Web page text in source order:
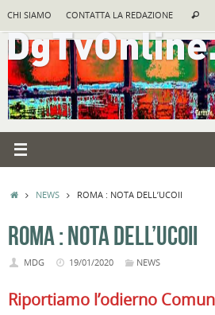
contenuto
CHI SIAMO CONTATTA LA REDAZIONE Cerca
HOMENEWS ROMA : NOTA DELL’UCOII
ROMA : NOTA DELL’UCOII
MDG 19/01/2020 NEWS
Riportiamo l’odierno